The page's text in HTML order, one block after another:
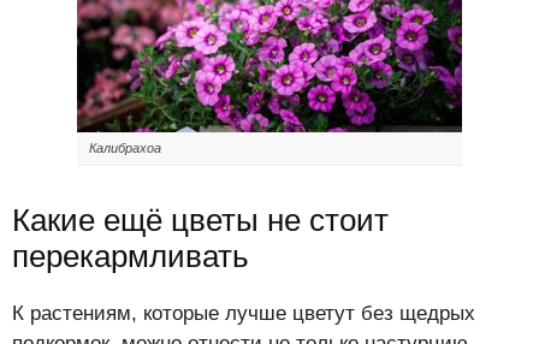
Калибрахоа
Какие ещё цветы не стоит
перекармливать
К растениям, которые лучше цветут без щедрых